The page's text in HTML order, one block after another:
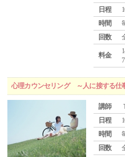
日程
時間
回数
料金
心理カウンセリング ～人に接する仕
講師
日程
時間
回数